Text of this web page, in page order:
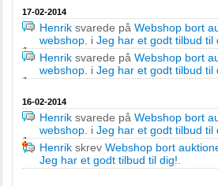
17-02-2014
Henrik svarede på Webshop bort
webshop. i Jeg har et godt tilbud til
Henrik svarede på Webshop bort
webshop. i Jeg har et godt tilbud til
16-02-2014
Henrik svarede på Webshop bort
webshop. i Jeg har et godt tilbud til
Henrik skrev Webshop bort
Jeg har et godt tilbud til dig!